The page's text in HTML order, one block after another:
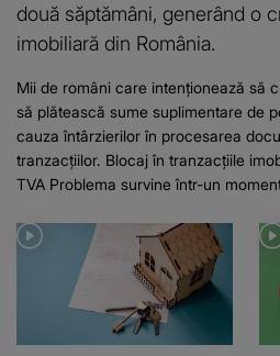
două săptămâni, generând o
imobiliară din România.
Mii de români care intenționează să
să plătească sume suplimentare de
cauza întârzierilor în procesarea
tranzacțiilor. Blocaj în tranzacțiile
TVA Problema survine într-un